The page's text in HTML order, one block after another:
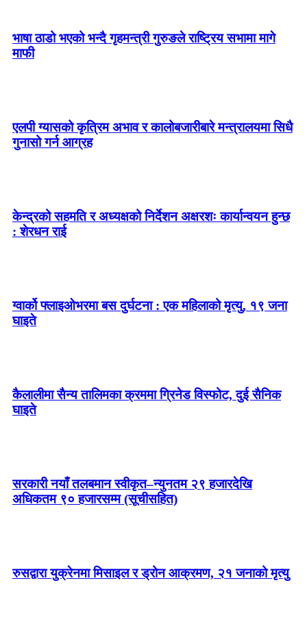
भाषा ठाडो भएको भन्दै गृहमन्त्री गुरुङले राष्ट्रिय सभामा मागे
माफी
एलपी ग्यासको कृत्रिम अभाव र कालोबजारीबारे मन्त्रालयमा सिधै
गुनासो गर्न आग्रह
केन्द्रको सहमति र अध्यक्षको निर्देशन अक्षरशः कार्यान्वयन हुन्छ
: शेरधन राई
ग्वार्को फ्लाइओभरमा बस दुर्घटना : एक महिलाको मृत्यु, १९ जना
घाइते
कैलालीमा सैन्य तालिमका क्रममा ग्रिनेड विस्फोट, दुई सैनिक
घाइते
सरकारी नयाँ तलबमान स्वीकृत–न्युनतम २९ हजारदेखि
अधिकतम ९० हजारसम्म (सूचीसहित)
रुसद्वारा युक्रेनमा मिसाइल र ड्रोन आक्रमण, २१ जनाको मृत्यु